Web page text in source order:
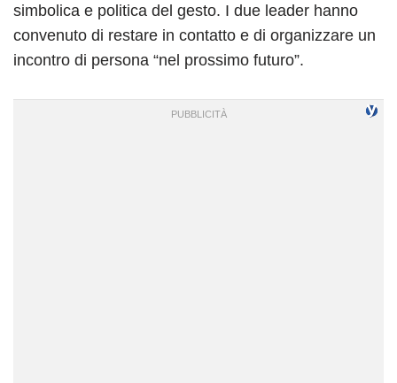
simbolica e politica del gesto. I due leader hanno
convenuto di restare in contatto e di organizzare un
incontro di persona “nel prossimo futuro”.